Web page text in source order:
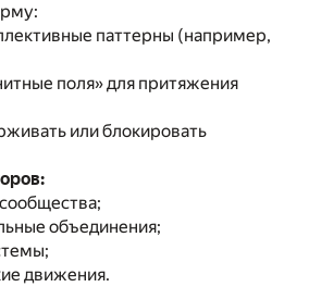
паттерны (например,
поля» для притяжения
или блокировать
объединения;
движения.